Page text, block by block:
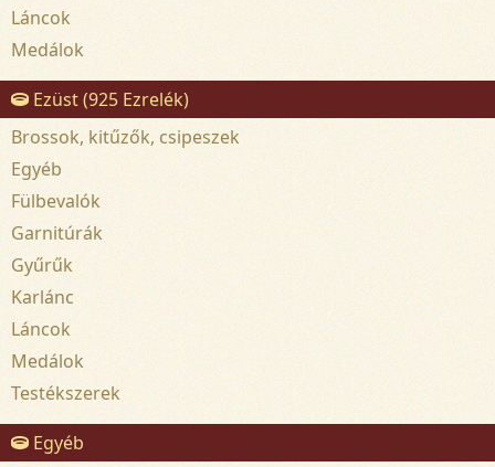
Láncok
Medálok
Ezüst (925 Ezrelék)
Brossok, kitűzők, csipeszek
Egyéb
Fülbevalók
Garnitúrák
Gyűrűk
Karlánc
Láncok
Medálok
Testékszerek
Egyéb